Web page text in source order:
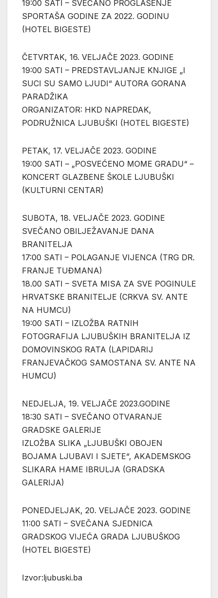
19:00 SATI – SVEČANO PROGLAŠENJE
SPORTAŠA GODINE ZA 2022. GODINU
(HOTEL BIGESTE)
ČETVRTAK, 16. VELJAČE 2023. GODINE
19:00 SATI – PREDSTAVLJANJE KNJIGE „I
SUCI SU SAMO LJUDI“ AUTORA GORANA
PARADŽIKA
ORGANIZATOR: HKD NAPREDAK,
PODRUŽNICA LJUBUŠKI (HOTEL BIGESTE)
PETAK, 17. VELJAČE 2023. GODINE
19:00 SATI – „POSVEĆENO MOME GRADU“ –
KONCERT GLAZBENE ŠKOLE LJUBUŠKI
(KULTURNI CENTAR)
SUBOTA, 18. VELJAČE 2023. GODINE
SVEČANO OBILJEŽAVANJE DANA
BRANITELJA
17:00 SATI – POLAGANJE VIJENCA (TRG DR.
FRANJE TUĐMANA)
18.00 SATI – SVETA MISA ZA SVE POGINULE
HRVATSKE BRANITELJE (CRKVA SV. ANTE
NA HUMCU)
19:00 SATI – IZLOŽBA RATNIH
FOTOGRAFIJA LJUBUŠKIH BRANITELJA IZ
DOMOVINSKOG RATA (LAPIDARIJ
FRANJEVAČKOG SAMOSTANA SV. ANTE NA
HUMCU)
NEDJELJA, 19. VELJAČE 2023.GODINE
18:30 SATI – SVEČANO OTVARANJE
GRADSKE GALERIJE
IZLOŽBA SLIKA „LJUBUŠKI OBOJEN
BOJAMA LJUBAVI I SJETE“, AKADEMSKOG
SLIKARA HAME IBRULJA (GRADSKA
GALERIJA)
PONEDJELJAK, 20. VELJAČE 2023. GODINE
11:00 SATI – SVEČANA SJEDNICA
GRADSKOG VIJEĆA GRADA LJUBUŠKOG
(HOTEL BIGESTE)
Izvor:ljubuski.ba